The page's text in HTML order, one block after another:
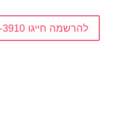
להרשמה חייגו 077-231-3910